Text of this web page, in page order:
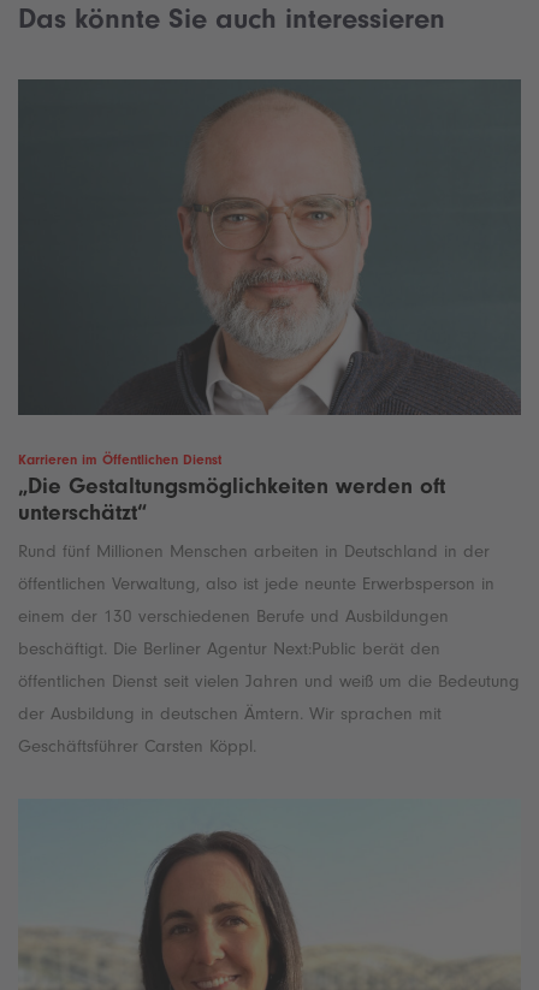
e
Das könnte Sie auch interessieren
Karrieren im Öffentlichen Dienst
„Die Gestaltungsmöglichkeiten werden oft
unterschätzt“
Rund fünf Millionen Menschen arbeiten in Deutschland in der
öffentlichen Verwaltung, also ist jede neunte Erwerbsperson in
einem der 130 verschiedenen Berufe und Ausbildungen
beschäftigt. Die Berliner Agentur Next:Public berät den
öffentlichen Dienst seit vielen Jahren und weiß um die Bedeutung
der Ausbildung in deutschen Ämtern. Wir sprachen mit
Geschäftsführer Carsten Köppl.